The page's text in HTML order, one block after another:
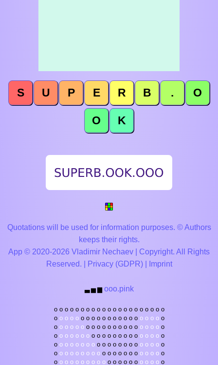
S U P E R B . O
O K
Quotations will be used for information purposes. © Authors
keeps their rights.
App © 2020-2026 Vladimir Nechaev | Copyright. All Rights
Reserved. |
Privacy (GDPR)| Imprint
▃ ▅ ▆ ooo.pink
o o o o o o o o o o o o o o o o o o o o o
o o o o o o o o o o o o o o o o o o o o o
o o o o o o o o o o o o o o o o o o o o o
o o o o o o o o o o o o o o o o o o o o o
o o o o o o o o o o o o o o o o o o o o o
o o o o o o o o o o o o o o o o o o o o o
o o o o o o o o o o o o o o o o o o o o o